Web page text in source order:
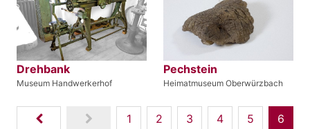
Drehbank
Museum Handwerkerhof
Pechstein
Heimatmuseum Oberwürzbach
1 2 3 4 5 6